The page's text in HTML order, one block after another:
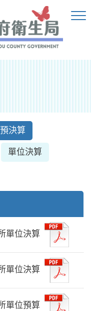
決算
單位決算
單位決算
單位決算
單位預算